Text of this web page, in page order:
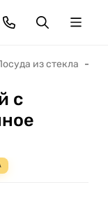
из стекла
с